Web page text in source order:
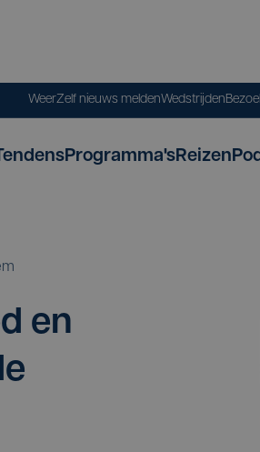
WeerZelf nieuws meldenWedstrijden
Programma'sReizen
en